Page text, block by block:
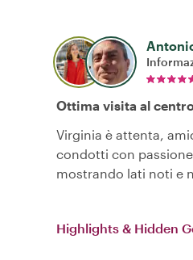
Ottima visita al
Virginia è attenta,
condotti con
mostrando lati noti e
Highlights & Hidden